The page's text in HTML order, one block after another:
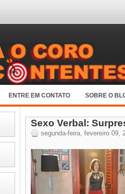
ENTRE EM CONTATO SOBRE O
Sexo Verbal:
segunda-feira, fevereiro 09,